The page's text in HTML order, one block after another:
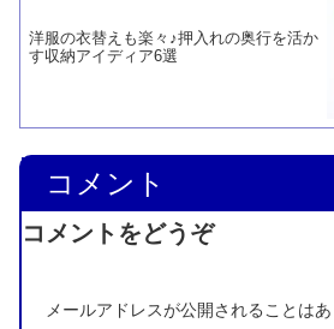
洋服の衣替えも楽々♪押入れの奥行を活か
す収納アイディア6選
コメント
コメントをどうぞ
メールアドレスが公開されることはあ